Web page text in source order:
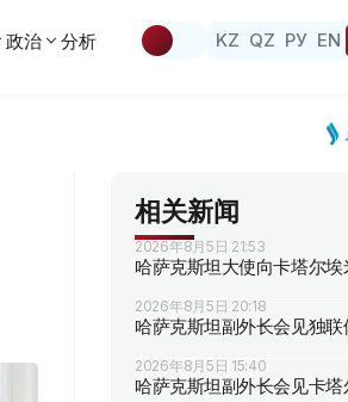
政治 分析 KZ QZ РУ EN
相关新闻
2026年8月5日 21:53
哈萨克斯坦大使向卡塔尔
2026年8月5日 20:18
哈萨克斯坦副外长会见独
2026年8月5日 15:40
哈萨克斯坦副外长会见卡塔